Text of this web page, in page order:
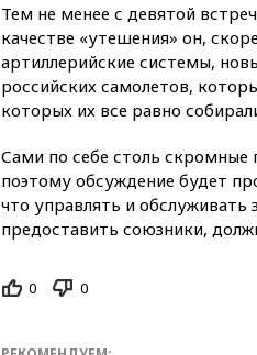
Тем не менее с девятой
качестве «утешения» он,
артиллерийские системы,
российских самолетов,
которых их все равно
Сами по себе столь скромные
поэтому обсуждение будет
что управлять и обслуживать
предоставить союзники,
0 0